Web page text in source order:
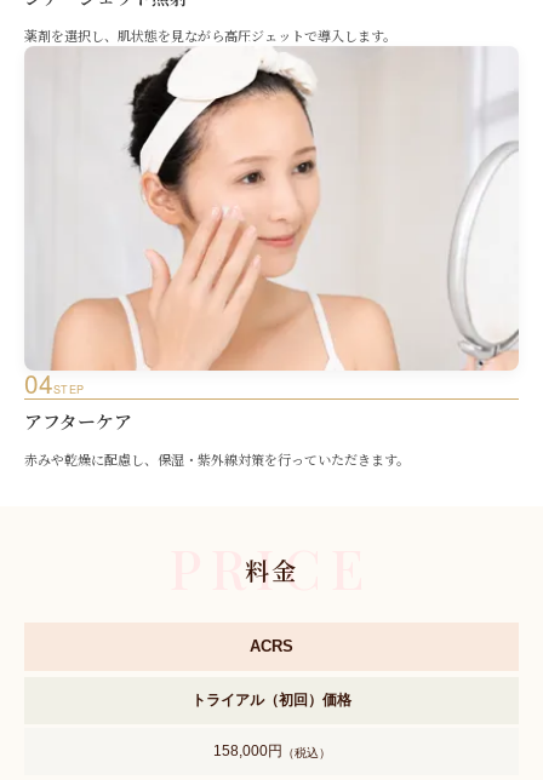
薬剤を選択し、肌状態を見ながら高圧ジェットで導入します。
04STEP
アフターケア
赤みや乾燥に配慮し、保湿・紫外線対策を行っていただきます。
料金
PRICE
ACRS
トライアル（初回）価格
158,000円 （税込）